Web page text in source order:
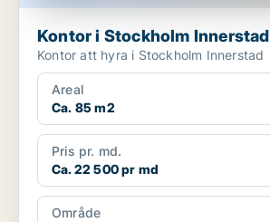
Kontor i Stockholm Innerstad
Kontor att hyra i Stockholm Innerstad
Areal
Ca. 85 m2
Pris pr. md.
Ca. 22 500 pr md
Område